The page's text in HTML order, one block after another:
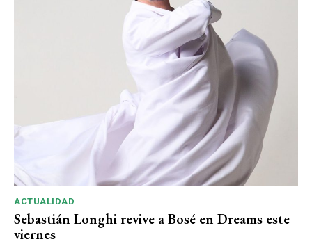
ACTUALIDAD
Sebastián Longhi revive a Bosé en Dreams este
viernes